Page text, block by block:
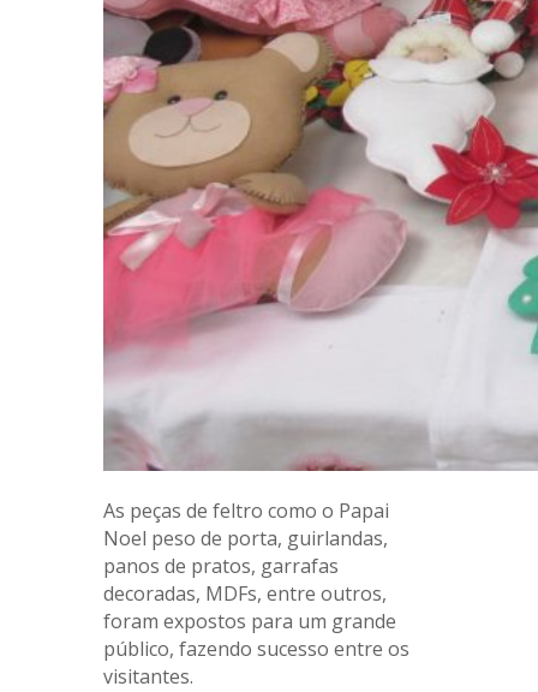
As peças de feltro como o Papai
Noel peso de porta, guirlandas,
panos de pratos, garrafas
decoradas, MDFs, entre outros,
foram expostos para um grande
público, fazendo sucesso entre os
visitantes.